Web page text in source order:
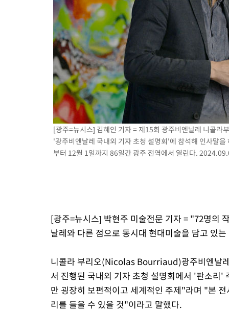
[광주=뉴시스] 김혜인 기자 = 제15회 광주비엔날레 니콜라
'광주비엔날레 국내외 기자 초청 설명회'에 참석해 인사말
부터 12월 1일까지 86일간 광주 전역에서 열린다.
[광주=뉴시스] 박현주 미술전문 기자 = "72명의
날레와 다른 점으로 동시대 현대미술을 담고 있
니콜라 부리오(Nicolas Bourriaud)광주비엔날
서 진행된 국내외 기자 초청 설명회에서 '판소리
만 굉장히 보편적이고 세계적인 주제"라며 "본
리를 들을 수 있을 것"이라고 말했다.